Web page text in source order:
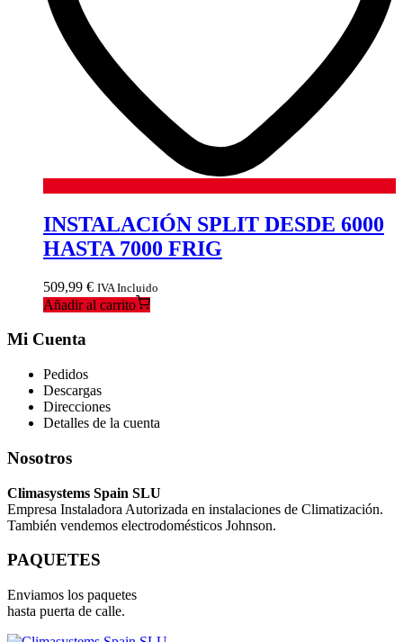
INSTALACIÓN SPLIT DESDE 6000
HASTA 7000 FRIG
509,99 € IVA Incluido
Añadir al carrito
Mi Cuenta
Pedidos
Descargas
Direcciones
Detalles de la cuenta
Nosotros
Climasystems Spain SLU
Empresa Instaladora Autorizada en instalaciones de Climatización.
También vendemos electrodomésticos Johnson.
PAQUETES
Enviamos los paquetes
hasta puerta de calle.